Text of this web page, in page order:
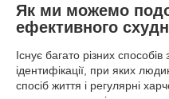
Як ми можемо
ефективного
Існує багато різних
ідентифікації, при яких
спосіб життя і регулярні